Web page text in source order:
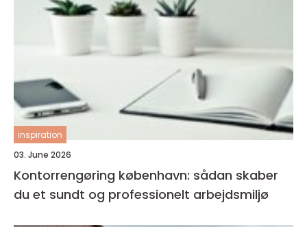
inspiration
03. June 2026
Kontorrengøring københavn: sådan skaber
du et sundt og professionelt arbejdsmiljø